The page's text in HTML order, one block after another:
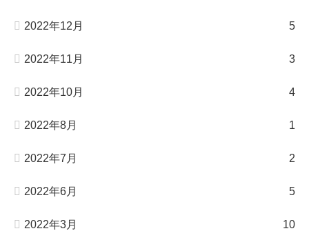
2022年12月 5
2022年11月 3
2022年10月 4
2022年8月 1
2022年7月 2
2022年6月 5
2022年3月 10